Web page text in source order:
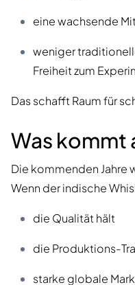
eine wachsende
weniger
Freiheit zum
Das schafft Raum für
Was kommt
Die kommenden Jahre
Wenn der indische
die Qualität hält
die Produktions-
starke globale